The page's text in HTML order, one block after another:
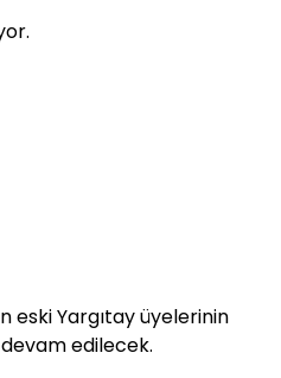
eski Yargıtay üyelerinin
edilecek.